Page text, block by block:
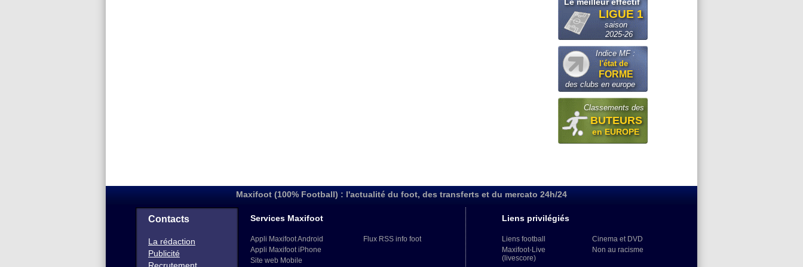
LIGUE 1
saison
2025-26
Indice MF :
l'état de
FORME
des clubs en europe
Classements des
BUTEURS
en EUROPE
Maxifoot (100% Football) : l'actualité du foot, des transferts et du mercato 24h/24
Contacts
La rédaction
Publicité
Services Maxifoot
Appli Maxifoot Android
Appli Maxifoot iPhone
Site web Mobile
Flux RSS info foot
Liens privilégiés
Liens football
Maxifoot-Live
(livescore)
Cinema et DVD
Non au racisme